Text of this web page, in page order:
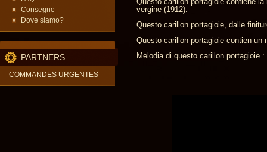
Consegne
Dove siamo?
PARTNERS
COMMANDES URGENTES
vergine (1912).
Questo carillon portagioie, dalle
Questo carillon portagioie contien
Melodia di questo carillon portagioie